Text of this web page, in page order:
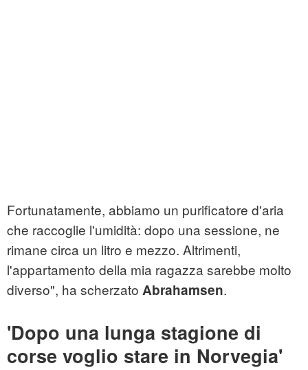
Fortunatamente, abbiamo un purificatore d'aria
che raccoglie l'umidità: dopo una sessione, ne
rimane circa un litro e mezzo. Altrimenti,
l'appartamento della mia ragazza sarebbe molto
diverso", ha scherzato Abrahamsen.
'Dopo una lunga stagione di
corse voglio stare in Norvegia'